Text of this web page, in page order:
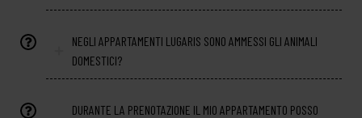
NEGLI APPARTAMENTI LUGARIS SONO AMMESSI GLI ANIMALI
DOMESTICI?
DURANTE LA PRENOTAZIONE IL MIO APPARTAMENTO POSSO